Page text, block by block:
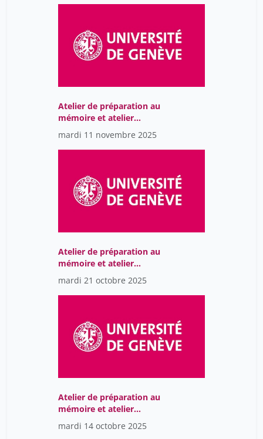
Atelier de préparation au
mémoire et atelier
d'intervention
professionnelle
mardi 11 novembre 2025
Atelier de préparation au
mémoire et atelier
d'intervention
professionnelle
mardi 21 octobre 2025
Atelier de préparation au
mémoire et atelier
d'intervention
professionnelle
mardi 14 octobre 2025